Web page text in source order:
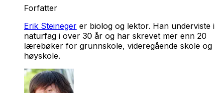
Forfatter
Erik Steineger er biolog og lektor. Han underviste i
naturfag i over 30 år og har skrevet mer enn 20
lærebøker for grunnskole, videregående skole og
høyskole.